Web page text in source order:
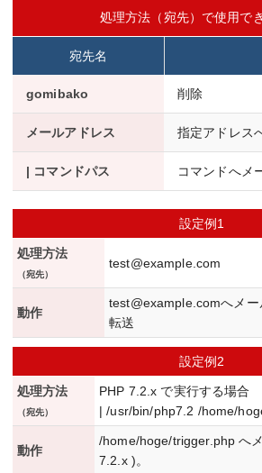
処理方法（宛先）で使用で
宛先名
gomibako 削除
メールアドレス 指定アドレス
| コマンドパス コマンドへメ
設定例1
処理方法
（宛先）
test@example.com
動作
test@example.comへメ
転送
設定例2
処理方法
（宛先）
PHP 7.2.x で実行する場合
| /usr/bin/php7.2 /home/
動作
/home/hoge/trigger.php へ
7.2.x )。